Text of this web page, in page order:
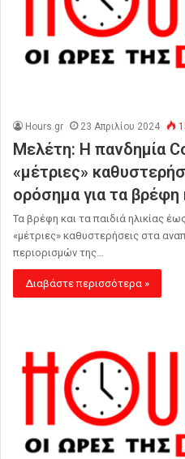
Hours.gr 23 Απριλίου 2024
Μελέτη: Η πανδημία
«μέτριες»
ορόσημα για τα βρέφη
Τα βρέφη και τα παιδιά ηλικίας
«μέτριες» καθυστερήσεις στα
περιορισμών της…
Διαβάστε περισσότερα »